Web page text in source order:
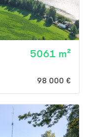
5061 m²
98 000 €